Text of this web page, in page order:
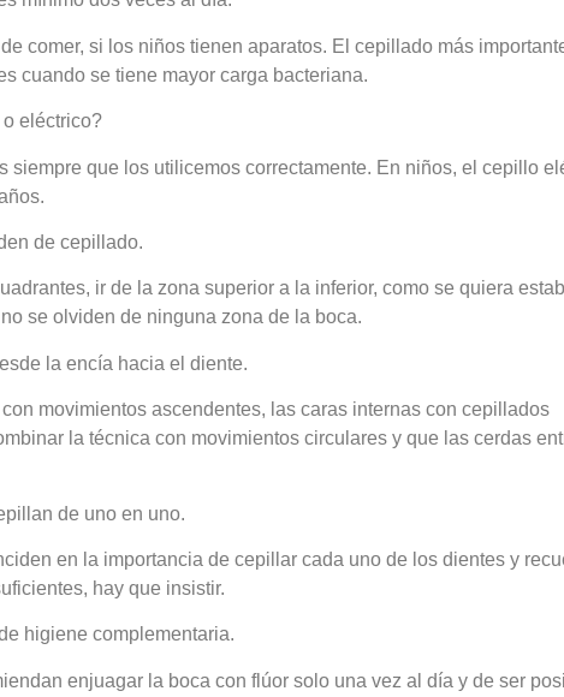
comer, si los niños tienen aparatos. El cepillado más
cuando se tiene mayor carga bacteriana.
eléctrico?
siempre que los utilicemos correctamente. En niños, el cepillo
de cepillado.
ir de la zona superior a la inferior, como se quiera
se olviden de ninguna zona de la boca.
la encía hacia el diente.
movimientos ascendentes, las caras internas con cepillados
la técnica con movimientos circulares y que las cerdas
de uno en uno.
en la importancia de cepillar cada uno de los dientes y
hay que insistir.
higiene complementaria.
enjuagar la boca con flúor solo una vez al día y de ser